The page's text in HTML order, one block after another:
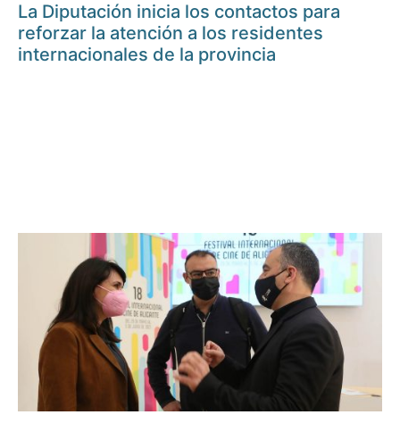
La Diputación inicia los contactos para
reforzar la atención a los residentes
internacionales de la provincia